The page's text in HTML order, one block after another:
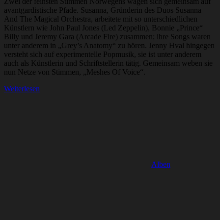
avantgardistische Pfade. Susanna, Gründerin des Duos Susanna
And The Magical Orchestra, arbeitete mit so unterschiedlichen
Künstlern wie John Paul Jones (Led Zeppelin), Bonnie „Prince“
Billy und Jeremy Gara (Arcade Fire) zusammen; ihre Songs waren
unter anderem in „Grey’s Anatomy“ zu hören. Jenny Hval hingegen
versteht sich auf experimentelle Popmusik, sie ist unter anderem
auch als Künstlerin und Schriftstellerin tätig. Gemeinsam weben sie
nun Netze von Stimmen, „Meshes Of Voice“.
Weiterlesen
Alben